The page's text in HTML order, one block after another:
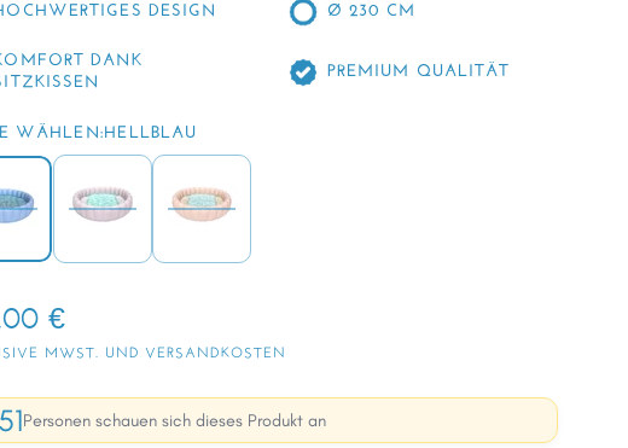
DESIGN Ø 230 CM
DANK
PREMIUM QUALITÄT
WÄHLEN:HELLBLAU
€
MWST. UND VERSANDKOSTEN
51Personen schauen sich dieses Produkt an